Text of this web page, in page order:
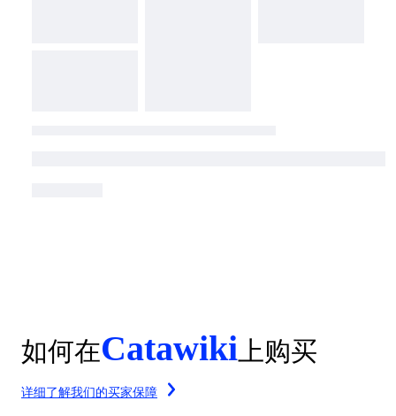
如何在Catawiki 上购买
详细了解我们的买家保障